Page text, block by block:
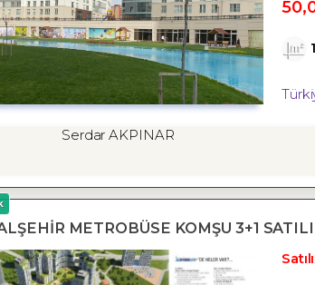
Serdar AKPINAR
METROBÜSE KOMŞU 3+1